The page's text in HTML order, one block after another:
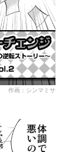
作画：シンマミサ